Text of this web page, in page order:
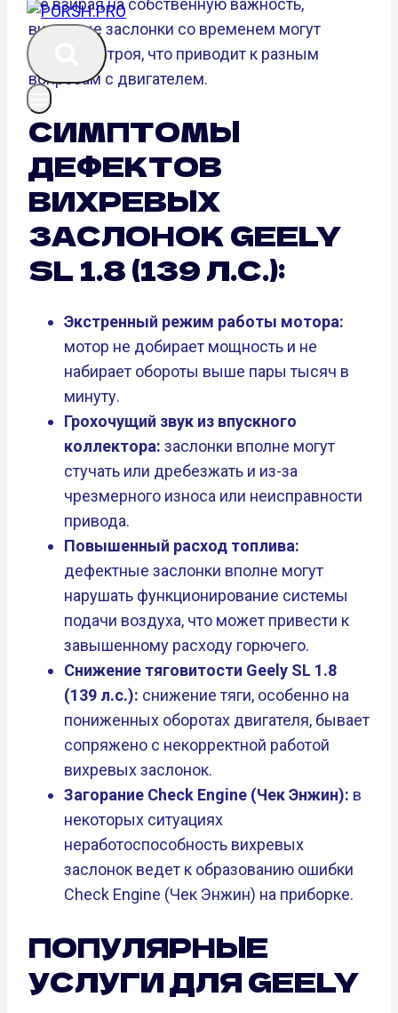
Не взирая на собственную важность,
вихревые заслонки со временем могут
выйти из строя, что приводит к разным
вопросам с двигателем.
СИМПТОМЫ
ДЕФЕКТОВ
ВИХРЕВЫХ
ЗАСЛОНОК GEELY
SL 1.8 (139 Л.С.):
Экстренный режим работы мотора:
мотор не добирает мощность и не
набирает обороты выше пары тысяч в
минуту.
Грохочущий звук из впускного
коллектора: заслонки вполне могут
стучать или дребезжать и из-за
чрезмерного износа или неисправности
привода.
Повышенный расход топлива:
дефектные заслонки вполне могут
нарушать функционирование системы
подачи воздуха, что может привести к
завышенному расходу горючего.
Снижение тяговитости Geely SL 1.8
(139 л.с.): снижение тяги, особенно на
пониженных оборотах двигателя, бывает
сопряжено с некорректной работой
вихревых заслонок.
Загорание Check Engine (Чек Энжин): в
некоторых ситуациях
неработоспособность вихревых
заслонок ведет к образованию ошибки
Check Engine (Чек Энжин) на приборке.
ПОПУЛЯРНЫЕ
УСЛУГИ ДЛЯ GEELY